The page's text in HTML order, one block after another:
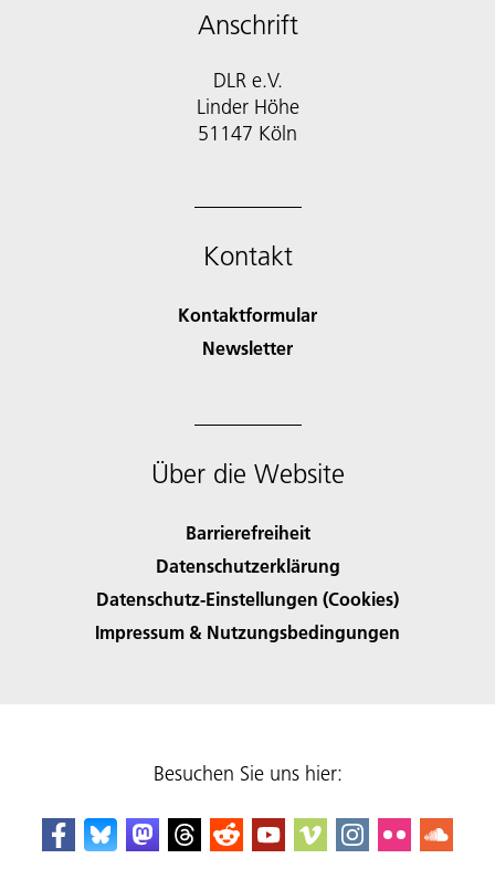
Anschrift
DLR e.V.
Linder Höhe
51147 Köln
Kontakt
Kontaktformular
Newsletter
Über die Website
Barrierefreiheit
Datenschutzerklärung
Datenschutz-Einstellungen (Cookies)
Impressum & Nutzungsbedingungen
Besuchen Sie uns hier: